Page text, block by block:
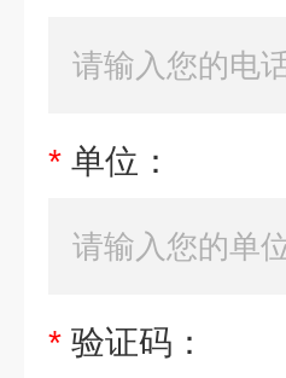
* 单位：
* 验证码：